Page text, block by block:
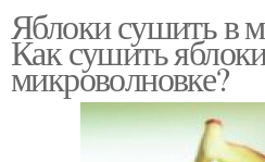
Яблоки сушить в
Как сушить
микроволновке?